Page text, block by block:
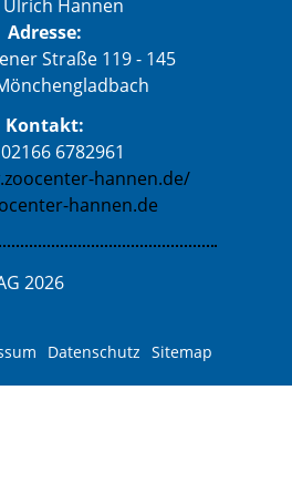
Ulrich Hannen
Adresse:
Straße 119 - 145
Kontakt:
6782961
hannen.de/
hannen.de
2026
Datenschutz Sitemap